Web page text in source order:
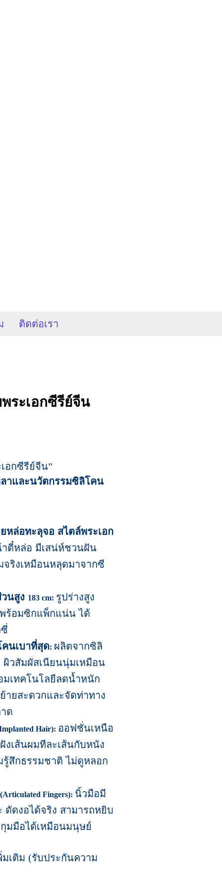
ติดต่อเรา
ระเอกซีรีย์จีน
อกซีรีย์จีน”
าและนวัตกรรมซิลิโคน
หล่อทะลุจอ สไตล์พระเอก
ตี๋หล่อ มีเสน่ห์ชวนฝัน
จริงเหมือนหลุดมาจากซี
นสูง 183 cm: รูปร่างสูง
ร้อมซิกแพ็กแน่น ได้
นเบาที่สุด: ผลิตจากซิลิ
ผิวสัมผัสเนียนนุ่มเหมือน
มเทคโนโลยีลดน้ำหนัก
ายสะดวกและจัดท่าทาง
ด
Hair): ออฟชั่นเหนือ
งเส้นผมทีละเส้นกับหนัง
รู้สึกธรรมชาติ ไม่ดูหลอก
(Articulated Fingers): นิ้วมือมี
ดัดงอได้จริง สามารถหยิบ
มมือได้เหมือนมนุษย์
เติม (รับประกันความ